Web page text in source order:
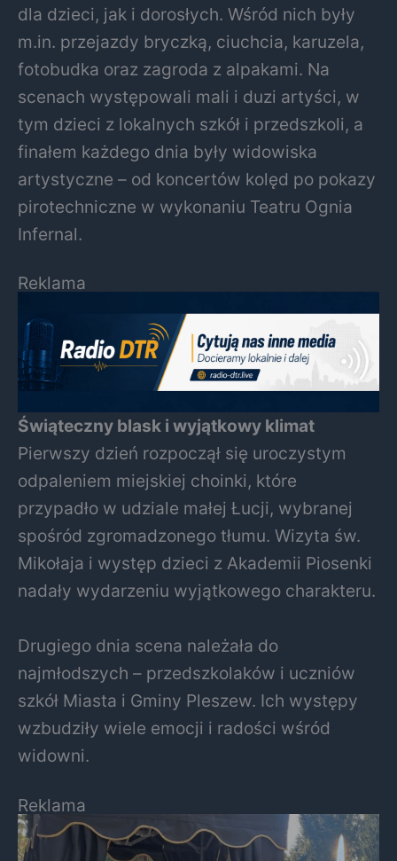
dla dzieci, jak i dorosłych. Wśród nich były
m.in. przejazdy bryczką, ciuchcia, karuzela,
fotobudka oraz zagroda z alpakami. Na
scenach występowali mali i duzi artyści, w
tym dzieci z lokalnych szkół i przedszkoli, a
finałem każdego dnia były widowiska
artystyczne – od koncertów kolęd po pokazy
pirotechniczne w wykonaniu Teatru Ognia
Infernal.
Reklama
Świąteczny blask i wyjątkowy klimat
Pierwszy dzień rozpoczął się uroczystym
odpaleniem miejskiej choinki, które
przypadło w udziale małej Łucji, wybranej
spośród zgromadzonego tłumu. Wizyta św.
Mikołaja i występ dzieci z Akademii Piosenki
nadały wydarzeniu wyjątkowego charakteru.
Drugiego dnia scena należała do
najmłodszych – przedszkolaków i uczniów
szkół Miasta i Gminy Pleszew. Ich występy
wzbudziły wiele emocji i radości wśród
widowni.
Reklama